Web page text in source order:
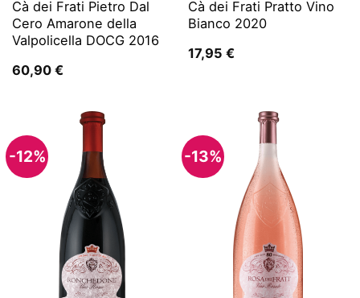
Cà dei Frati Pietro Dal
Cero Amarone della
Valpolicella DOCG 2016
60,90 €
Cà dei Frati Pratto Vino
Bianco 2020
17,95 €
-12% -13%